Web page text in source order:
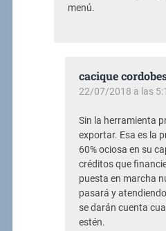
menú.
cacique
22/07/2018 a las
Sin la herramienta
exportar. Esa es la
60% ociosa en su
créditos que
puesta en marcha
pasará y
se darán cuenta
estén.